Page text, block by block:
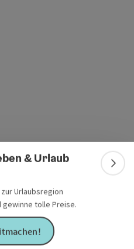
& Urlaub
Urlaubsregion
tolle Preise.